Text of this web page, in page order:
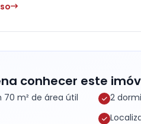
conhecer este
m² de área útil
2